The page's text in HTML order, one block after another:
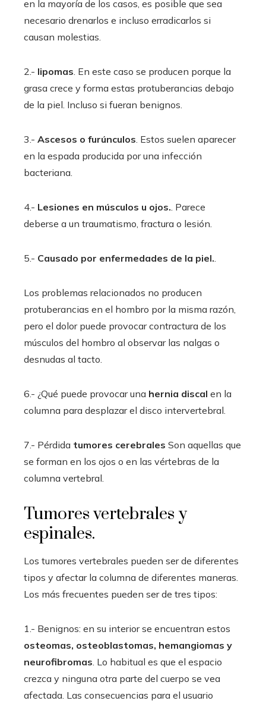
en la mayoría de los casos, es posible que sea
necesario drenarlos e incluso erradicarlos si
causan molestias.
2.- lipomas. En este caso se producen porque la
grasa crece y forma estas protuberancias debajo
de la piel. Incluso si fueran benignos.
3.- Ascesos o furúnculos. Estos suelen aparecer
en la espada producida por una infección
bacteriana.
4.- Lesiones en músculos u ojos.. Parece
deberse a un traumatismo, fractura o lesión.
5.- Causado por enfermedades de la piel..
Los problemas relacionados no producen
protuberancias en el hombro por la misma razón,
pero el dolor puede provocar contractura de los
músculos del hombro al observar las nalgas o
desnudas al tacto.
6.- ¿Qué puede provocar una hernia discal en la
columna para desplazar el disco intervertebral.
7.- Pérdida tumores cerebrales Son aquellas que
se forman en los ojos o en las vértebras de la
columna vertebral.
Tumores vertebrales y
espinales.
Los tumores vertebrales pueden ser de diferentes
tipos y afectar la columna de diferentes maneras.
Los más frecuentes pueden ser de tres tipos:
1.- Benignos: en su interior se encuentran estos
osteomas, osteoblastomas, hemangiomas y
neurofibromas. Lo habitual es que el espacio
crezca y ninguna otra parte del cuerpo se vea
afectada. Las consecuencias para el usuario